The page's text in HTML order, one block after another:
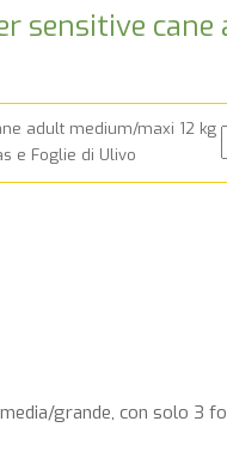
sensitive
adult medium/maxi 12 kg
e Foglie di Ulivo
grande, con solo 3